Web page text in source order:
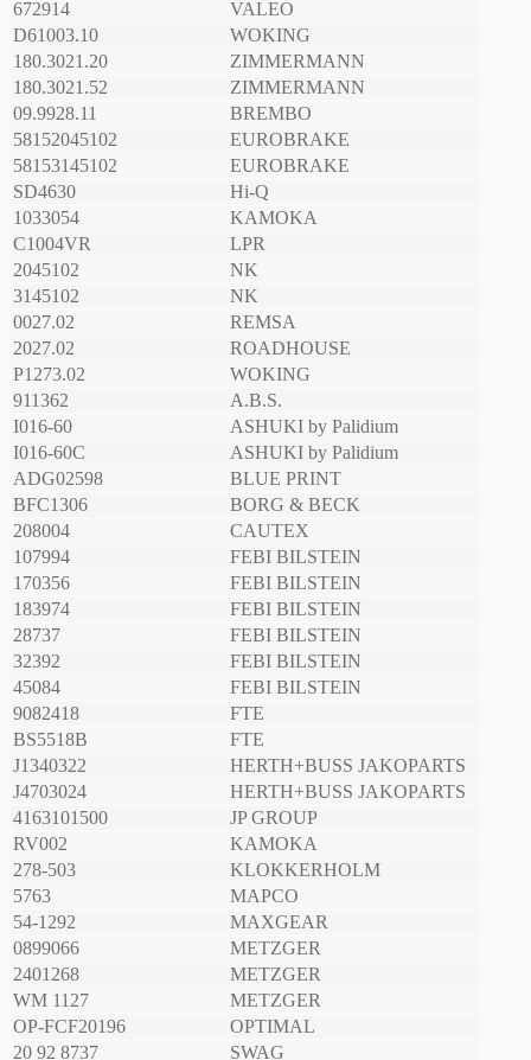
672914
VALEO
D61003.10
WOKING
180.3021.20
ZIMMERMANN
180.3021.52
ZIMMERMANN
09.9928.11
BREMBO
58152045102
EUROBRAKE
58153145102
EUROBRAKE
SD4630
Hi-Q
1033054
KAMOKA
C1004VR
LPR
2045102
NK
3145102
NK
0027.02
REMSA
2027.02
ROADHOUSE
P1273.02
WOKING
911362
A.B.S.
I016-60
ASHUKI by Palidium
I016-60C
ASHUKI by Palidium
ADG02598
BLUE PRINT
BFC1306
BORG & BECK
208004
CAUTEX
107994
FEBI BILSTEIN
170356
FEBI BILSTEIN
183974
FEBI BILSTEIN
28737
FEBI BILSTEIN
32392
FEBI BILSTEIN
45084
FEBI BILSTEIN
9082418
FTE
BS5518B
FTE
J1340322
HERTH+BUSS JAKOPARTS
J4703024
HERTH+BUSS JAKOPARTS
4163101500
JP GROUP
RV002
KAMOKA
278-503
KLOKKERHOLM
5763
MAPCO
54-1292
MAXGEAR
0899066
METZGER
2401268
METZGER
WM 1127
METZGER
OP-FCF20196
OPTIMAL
20 92 8737
SWAG